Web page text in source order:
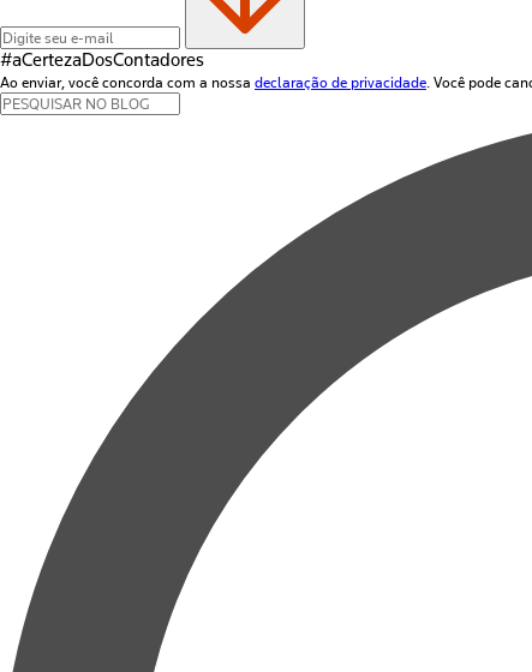
#aCertezaDosContadores
Ao enviar, você concorda com a nossa declaração de privacidade. Você pode